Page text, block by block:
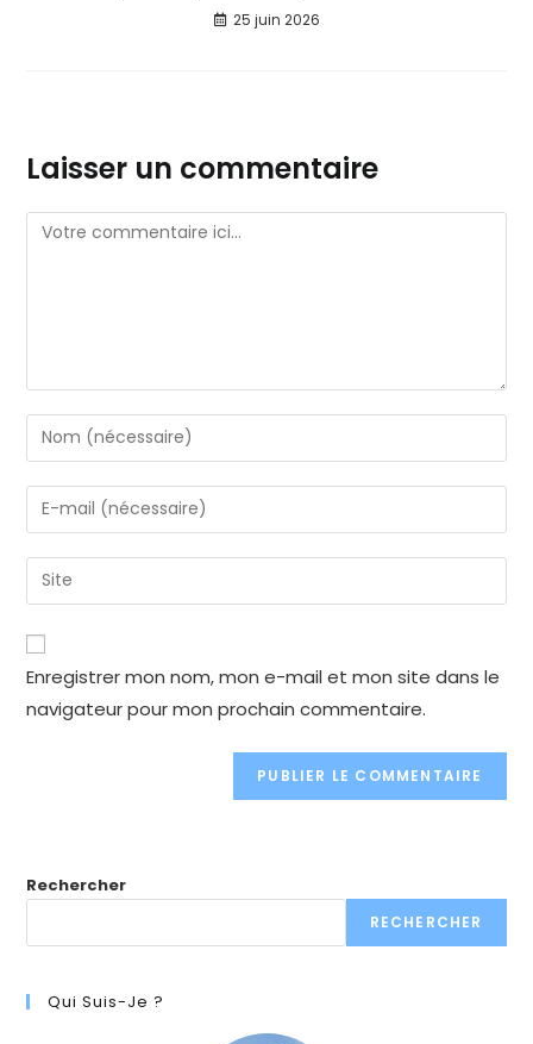
25 juin 2026
Laisser un commentaire
Comment
Enter
your
name
or
to
comment
Enter
your
email
address
comment
Enter
your
website
URL
(optional)
Enregistrer mon nom, mon e-mail et mon site dans le
navigateur pour mon prochain commentaire.
Rechercher
RECHERCHER
Qui Suis-Je ?